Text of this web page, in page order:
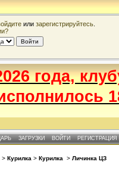
или зарегистрируйтесь
года,
ЗАГРУЗКИ ВОЙТИ РЕГИСТРАЦИЯ
> Курилка > Курилка > Личинка ЦЗ